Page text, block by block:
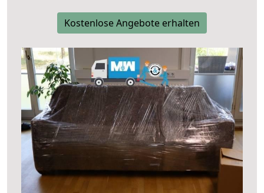
Kostenlose Angebote erhalten